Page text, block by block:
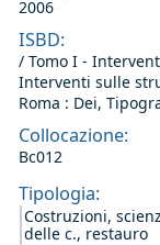
2006
ISBD:
/ Tomo I -
Interventi sulle
Roma : Dei,
Collocazione:
Bc012
Tipologia:
Costruzioni,
delle c., restauro